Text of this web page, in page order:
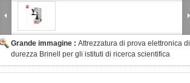
Grande immagine : Attrezzatura di prova elettronica di
durezza Brinell per gli istituti di ricerca scientifica